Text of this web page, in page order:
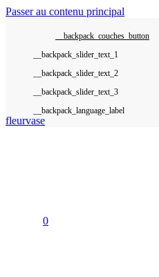
Passer au contenu principal
__backpack_couches_button
__backpack_language_label
0
fleurvase